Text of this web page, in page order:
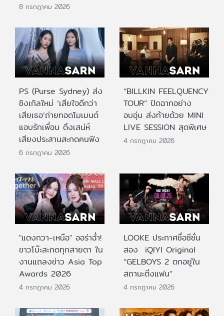
8 กรกฎาคม 2026
PS (Purse Sydney) ส่ง
ซิงเกิลใหม่ ‘เสียใจดีกว่า
เสียเธอ’ถ่ายทอดโมเมนต์
แอบรักเพื่อน ดึงเสน่ห์
เสียงประสานสะกดคนฟัง
6 กรกฎาคม 2026
“BILLKIN FEELQUENCY
TOUR” ปิดฉากอย่าง
อบอุ่น ส่งท้ายด้วย MINI
LIVE SESSION สุดพิเศษ
4 กรกฎาคม 2026
"แตงกวา-เหนือ" ออร่าฉ่ำ!
ขาวโบ๊ะสะกดทุกสายตา ใน
งานแถลงข่าว Asia Top
Awards 2026
4 กรกฎาคม 2026
LOOKE ประกาศชื่อซีซั่น
สอง iQIYI Original
“GELBOYS 2 ตกอยู่ใน
สถานะติ่งแฟน”
4 กรกฎาคม 2026